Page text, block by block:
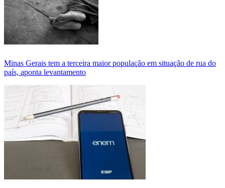
Minas Gerais tem a terceira maior população em situação de rua do
país, aponta levantamento